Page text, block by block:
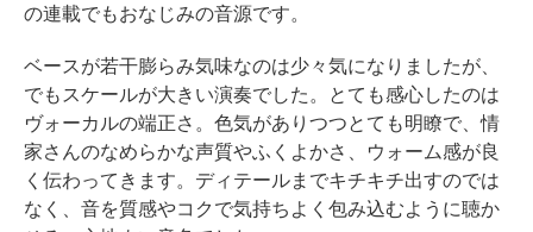
の連載でもおなじみの音源です。
ベースが若干膨らみ気味なのは少々気になりましたが、
でもスケールが大きい演奏でした。とても感心したのは
ヴォーカルの端正さ。色気がありつつとても明瞭で、情
家さんのなめらかな声質やふくよかさ、ウォーム感が良
く伝わってきます。ディテールまでキチキチ出すのでは
なく、音を質感やコクで気持ちよく包み込むように聴か